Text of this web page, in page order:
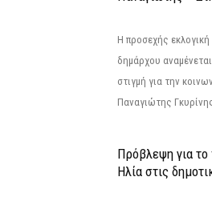
Η προσεχής
δημάρχου
στιγμή για την
Παναγιώτης
Πρόβλεψη για
Ηλία στις